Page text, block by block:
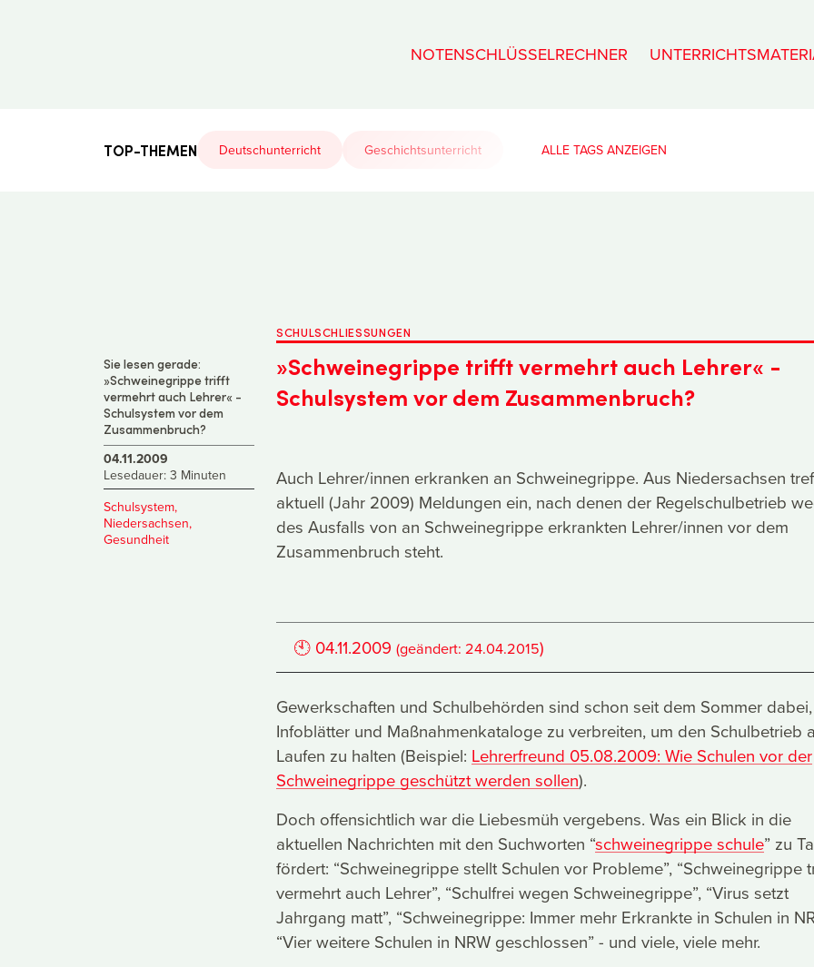
NOTENSCHLÜSSELRECHNER
TOP-THEMEN Deutschunterricht Geschichtsunterricht ALLE TAGS
Sie lesen gerade:
»Schweinegrippe trifft
vermehrt auch Lehrer« -
Schulsystem vor dem
Zusammenbruch?
04.11.2009
Lesedauer: 3 Minuten
Schulsystem,
Niedersachsen,
Gesundheit
SCHULSCHLIESSUNGEN
»Schweinegrippe trifft vermehrt auch Lehrer« -
Schulsystem vor dem Zusammenbruch?
Auch Lehrer/innen erkranken an Schweinegrippe. Aus Niedersachsen
aktuell (Jahr 2009) Meldungen ein, nach denen der Regelschulbetrieb
des Ausfalls von an Schweinegrippe erkrankten Lehrer/innen vor dem
Zusammenbruch steht.
🕙 04.11.2009 (geändert:24.04.2015)
Gewerkschaften und Schulbehörden sind schon seit dem Sommer dabei,
Infoblätter und Maßnahmenkataloge zu verbreiten, um den Schulbetrieb
Laufen zu halten (Beispiel: Lehrerfreund 05.08.2009: Wie Schulen vor der
Schweinegrippe geschützt werden sollen).
Doch offensichtlich war die Liebesmüh vergebens. Was ein Blick in die
aktuellen Nachrichten mit den Suchworten “schweinegrippe schule” zu
fördert: “Schweinegrippe stellt Schulen vor Probleme”, “Schweinegrippe
vermehrt auch Lehrer”, “Schulfrei wegen Schweinegrippe”, “Virus setzt
Jahrgang matt”, “Schweinegrippe: Immer mehr Erkrankte in Schulen in
“Vier weitere Schulen in NRW geschlossen” - und viele, viele mehr.